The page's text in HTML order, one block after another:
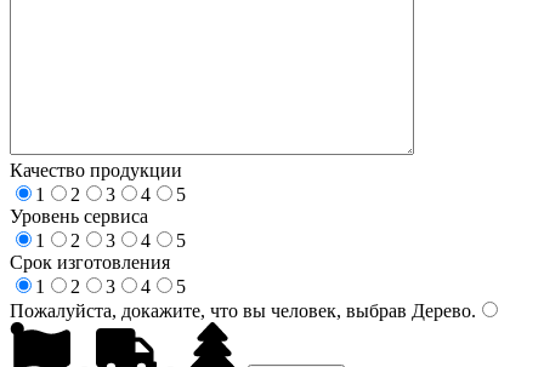
Качество продукции
1
2 3 4
5
Уровень сервиса
1
2 3 4
5
Срок изготовления
1
2 3 4
5
Пожалуйста, докажите, что вы человек, выбрав Дерево.